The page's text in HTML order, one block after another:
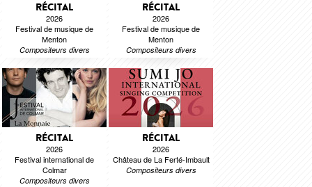
RÉCITAL
2026
Festival de musique de
Menton
Compositeurs divers
RÉCITAL
2026
Festival de musique de
Menton
Compositeurs divers
RÉCITAL
2026
Festival international de
Colmar
Compositeurs divers
RÉCITAL
2026
Château de La Ferté-Imbault
Compositeurs divers